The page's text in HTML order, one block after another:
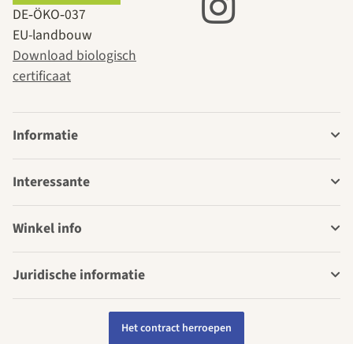
DE‑ÖKO‑037
EU-landbouw
Download biologisch
certificaat
Informatie
Interessante
Winkel info
Juridische informatie
Het contract herroepen